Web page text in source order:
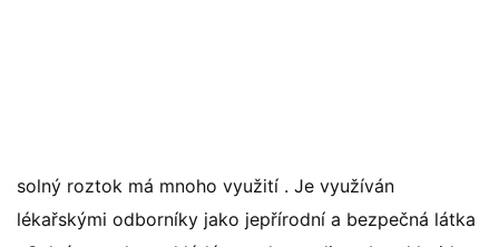
solný roztok má mnoho využití . Je využíván
lékařskými odborníky jako jepřírodní a bezpečná látka